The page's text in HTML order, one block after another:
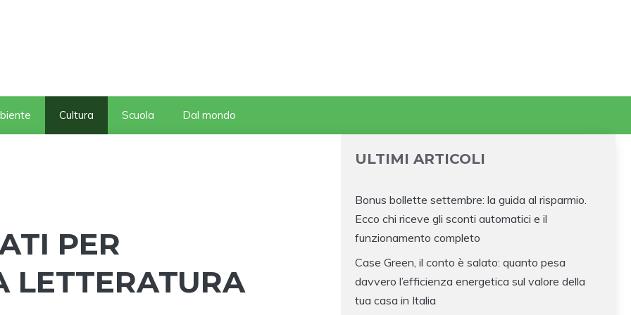
Cultura Scuola Dal mondo
PER
LETTERATURA
ULTIMI ARTICOLI
Bonus bollette settembre: la guida al risparmio.
Ecco chi riceve gli sconti automatici e il
funzionamento completo
Case Green, il conto è salato: quanto pesa
davvero l’efficienza energetica sul valore della
tua casa in Italia